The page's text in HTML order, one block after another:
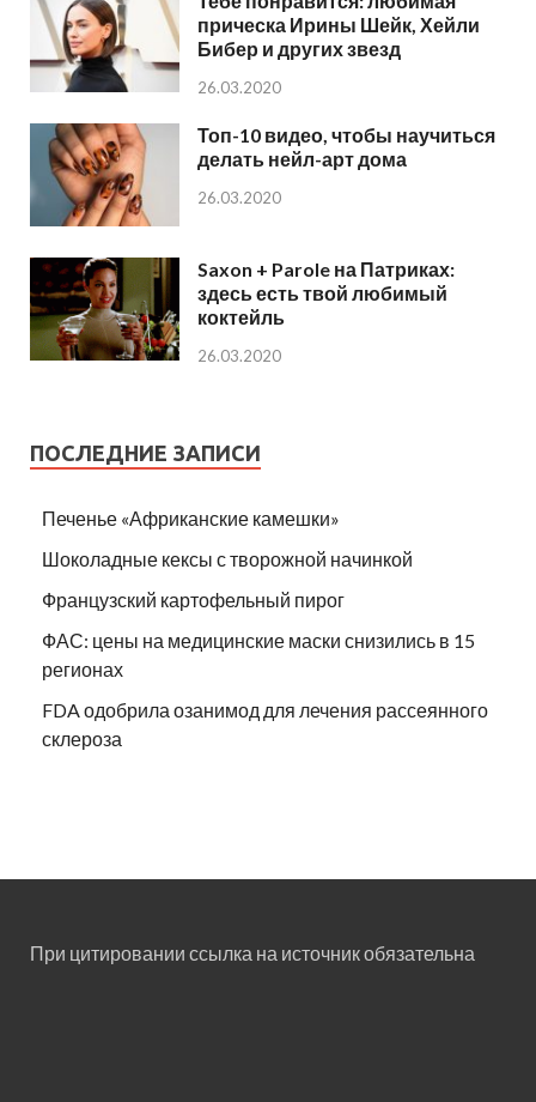
прическа Ирины Шейк, Хейли
Бибер и других звезд
26.03.2020
Топ-10 видео, чтобы научиться
делать нейл-арт дома
26.03.2020
Saxon + Parole на Патриках:
здесь есть твой любимый
коктейль
26.03.2020
ПОСЛЕДНИЕ ЗАПИСИ
Печенье «Африканские камешки»
Шоколадные кексы с творожной начинкой
Французский картофельный пирог
ФАС: цены на медицинские маски снизились в 15
регионах
FDA одобрила озанимод для лечения рассеянного
склероза
При цитировании ссылка на источник обязательна